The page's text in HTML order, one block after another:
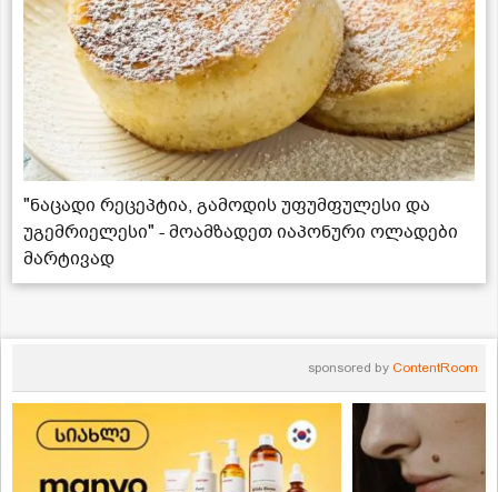
"ნაცადი რეცეპტია, გამოდის უფუმფულესი და
უგემრიელესი" - მოამზადეთ იაპონური ოლადები
მარტივად
sponsored by ContentRoom